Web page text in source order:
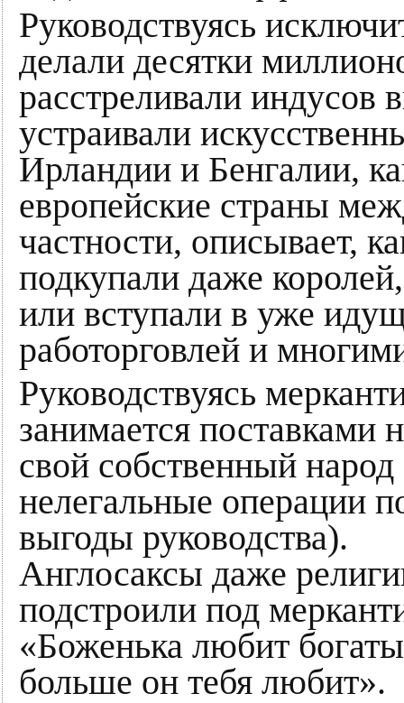
Руководствуясь
делали десятки
расстреливали индусов
устраивали
Ирландии и Бенгалии,
европейские страны
частности, описывает,
подкупали даже
или вступали в уже
работорговлей и
Руководствуясь
занимается
свой собственный
нелегальные операции
выгоды руководства).
Англосаксы даже
подстроили под
«Боженька любит
больше он тебя любит».